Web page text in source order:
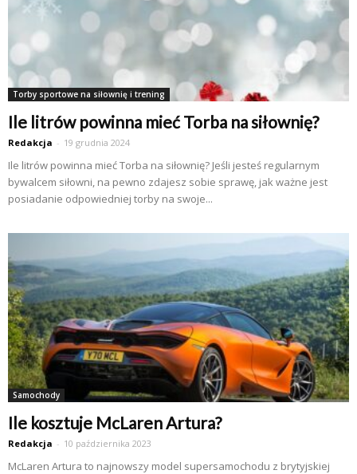
Torby sportowe na siłownię i trening
Ile litrów powinna mieć Torba na siłownię?
Redakcja - 19 grudnia 2024
Ile litrów powinna mieć Torba na siłownię? Jeśli jesteś regularnym
bywalcem siłowni, na pewno zdajesz sobie sprawę, jak ważne jest
posiadanie odpowiedniej torby na swoje...
Samochody
Ile kosztuje McLaren Artura?
Redakcja - 10 października 2023
McLaren Artura to najnowszy model supersamochodu z brytyjskiej